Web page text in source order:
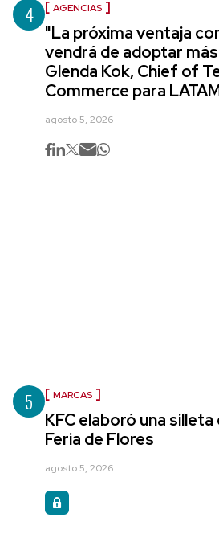
4 AGENCIAS
"La próxima ventaja
vendrá de adoptar
Glenda Kok, Chief of
Commerce para
agosto 5, 2026
5 MARCAS
KFC elaboró una silleta
Feria de Flores
agosto 5, 2026